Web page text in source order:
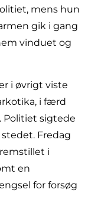
mens hun
gik i gang
vinduet og
i øvrigt viste
i færd
Politiet sigtede
Fredag
i
en
for forsøg